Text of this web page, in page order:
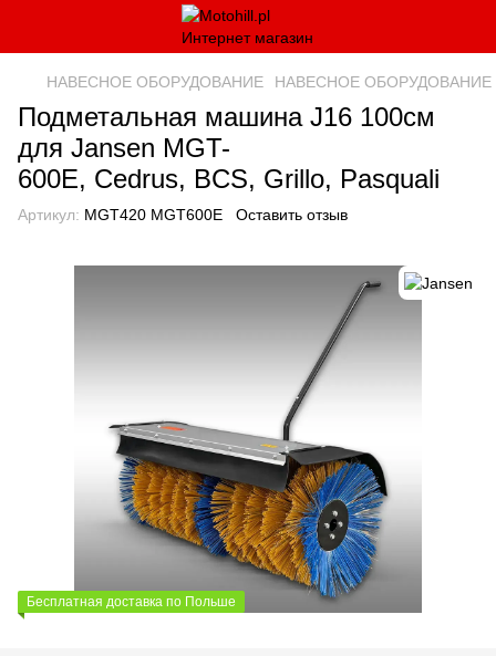
НАВЕСНОЕ ОБОРУДОВАНИЕ НАВЕСНОЕ ОБОРУДОВАНИЕ
Подметальная машина J16 100см
для Jansen MGT-
600E, Cedrus, BCS, Grillo, Pasquali
Артикул: MGT420 MGT600E Оставить отзыв
Бесплатная доставка по Польше